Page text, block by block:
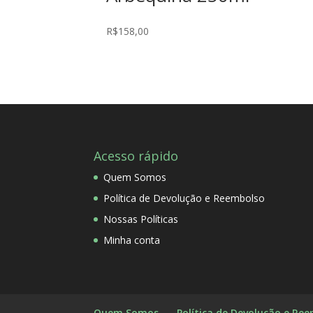
R$158,00
Acesso rápido
Quem Somos
Política de Devolução e Reembolso
Nossas Políticas
Minha conta